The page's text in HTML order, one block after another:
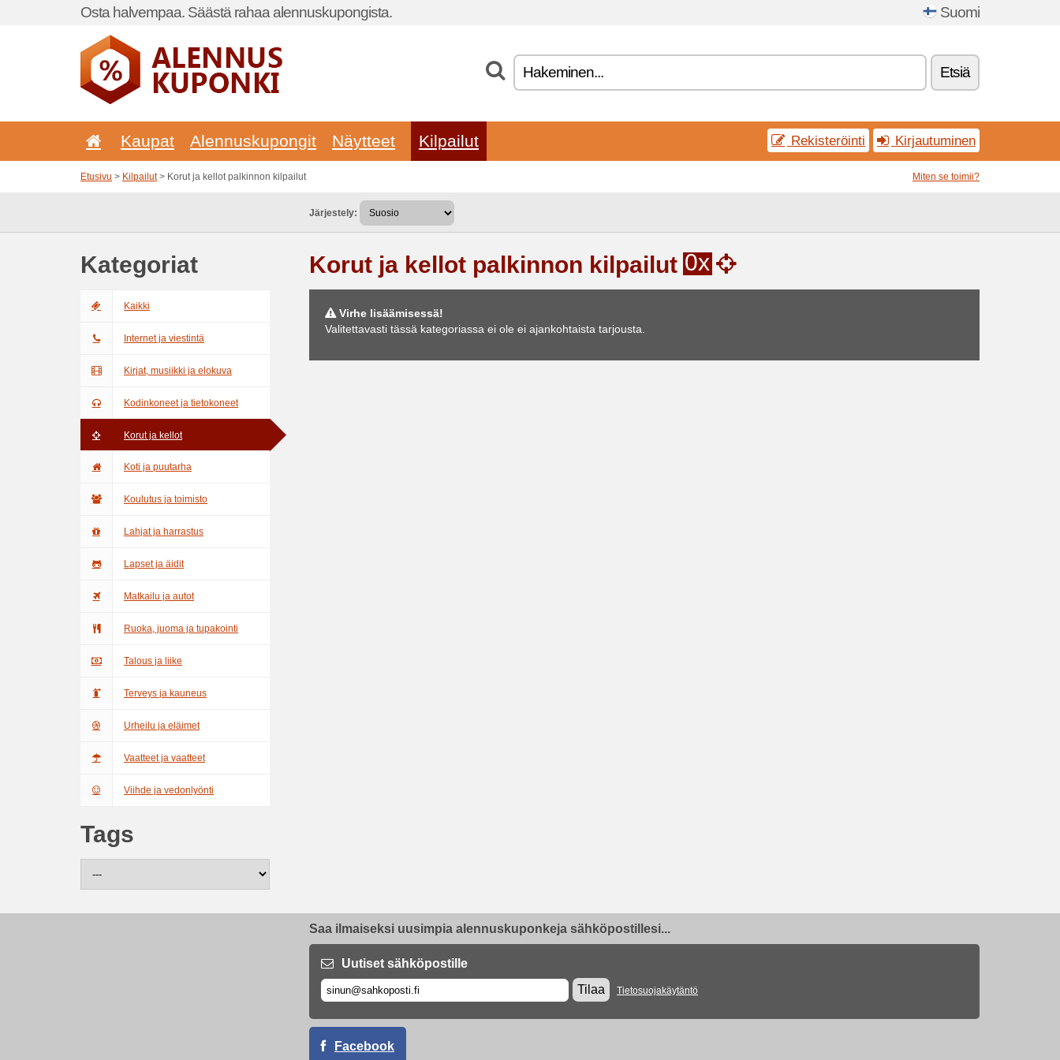
Osta halvempaa. Säästä rahaa alennuskupongista. Suomi
Etsiä
Kaupat Alennuskupongit Näytteet Kilpailut Rekisteröinti Kirjautuminen
Etusivu > Kilpailut> Korut ja kellot palkinnon kilpailut Miten se toimii?
Järjestely:
Kategoriat
Kaikki
Internet ja viestintä
Kirjat, musiikki ja elokuva
Kodinkoneet ja tietokoneet
Korut ja kellot
Koti ja puutarha
Koulutus ja toimisto
Lahjat ja harrastus
Lapset ja äidit
Matkailu ja autot
Ruoka, juoma ja tupakointi
Talous ja liike
Terveys ja kauneus
Urheilu ja eläimet
Vaatteet ja vaatteet
Viihde ja vedonlyönti
Tags
Korut ja kellot palkinnon kilpailut 0x
Virhe lisäämisessä!
Valitettavasti tässä kategoriassa ei ole ei ajankohtaista tarjousta.
Saa ilmaiseksi uusimpia alennuskuponkeja sähköpostillesi...
Uutiset sähköpostille
Tilaa
Tietosuojakäytäntö
Facebook